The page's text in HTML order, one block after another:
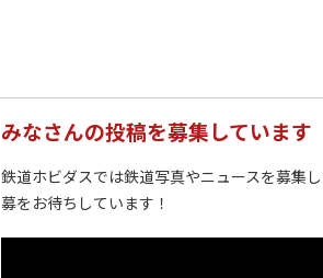
みなさんの投稿を募集しています
鉄道ホビダスでは鉄道写真やニュースを募集
募をお待ちしています！